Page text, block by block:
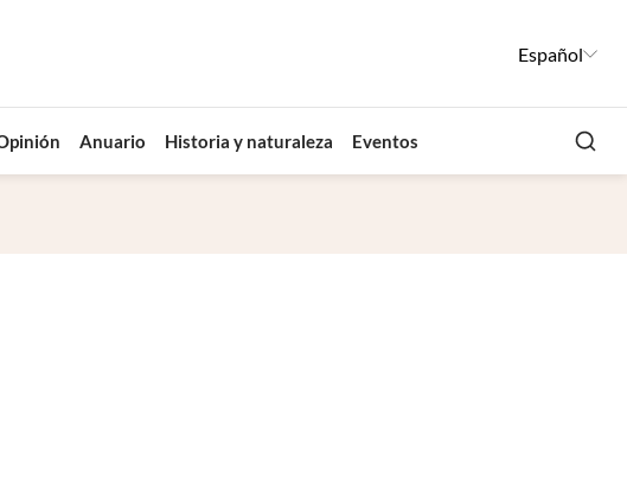
Español
Anuario Historia y naturaleza Eventos Buscar